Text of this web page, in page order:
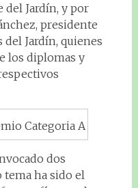
del Jardín, y por
presidente
Jardín, quienes
los diplomas y
Categoria A
dos
tema ha sido el